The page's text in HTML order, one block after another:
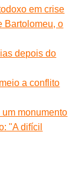
em crise
Bartolomeu, o
depois do
a conflito
monumento
"A difícil